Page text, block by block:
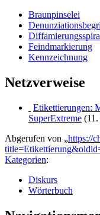
Braunpinselei
Feindmarkierung
Kennzeichnung
Netzverweise
Etikettierungen:
SuperExtreme
Abgerufen von „https://
Kategorien:
Diskurs
Wörterbuch